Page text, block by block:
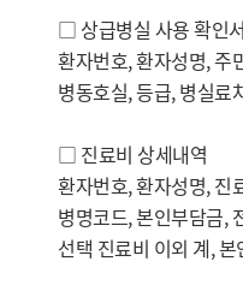
□ 상급병실 사용 확인서
환자번호, 환자성명, 주
병동호실, 등급, 병실료
□ 진료비 상세내역
환자번호, 환자성명, 진
병명코드, 본인부담금,
선택 진료비 이외 계,